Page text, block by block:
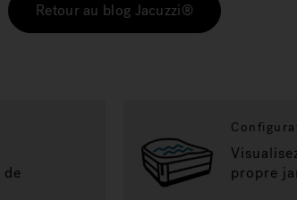
Retour au blog Jacuzzi®
propre